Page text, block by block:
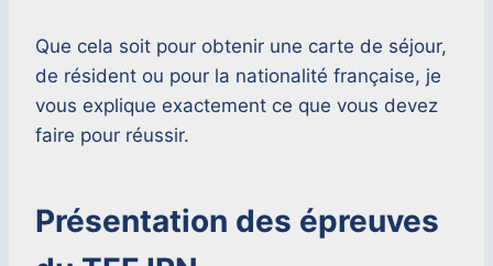
Que cela soit pour obtenir une carte de séjour,
de résident ou pour la nationalité française, je
vous explique exactement ce que vous devez
faire pour réussir.
Présentation des épreuves